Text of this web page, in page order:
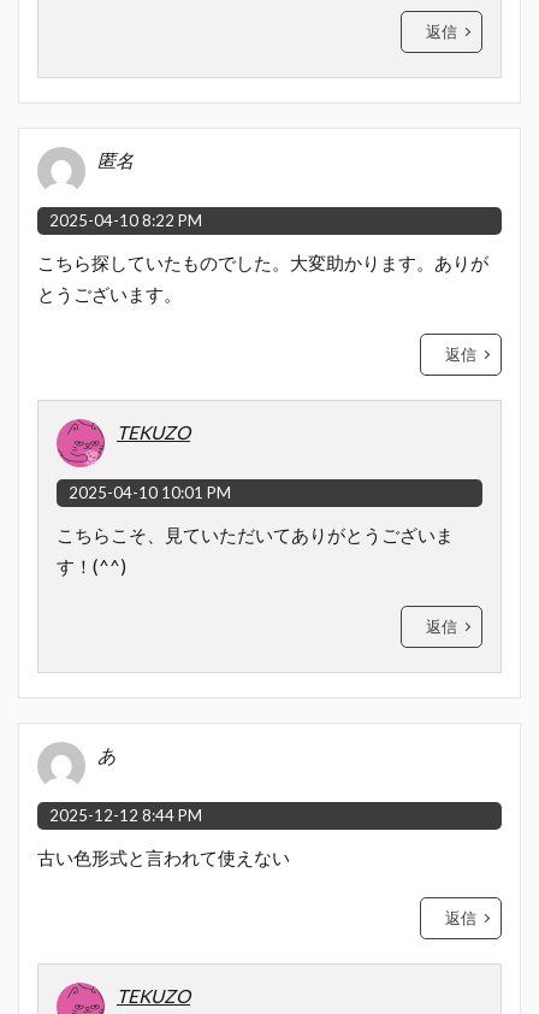
返信
匿名
2025-04-10 8:22 PM
こちら探していたものでした。大変助かります。ありが
とうございます。
返信
TEKUZO
2025-04-10 10:01 PM
こちらこそ、見ていただいてありがとうございま
す！(^^)
返信
あ
2025-12-12 8:44 PM
古い色形式と言われて使えない
返信
TEKUZO